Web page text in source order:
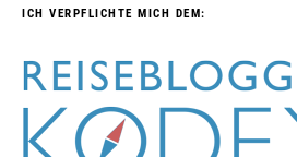
ICH VERPFLICHTE MICH DEM: